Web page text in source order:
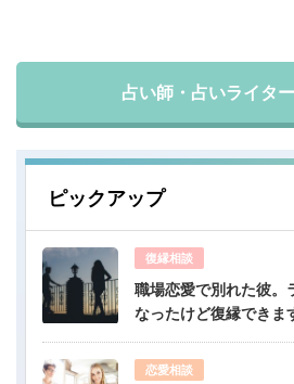
占い師・占いライタ
ピックアップ
復縁相談
職場恋愛で別れた彼。
なったけど復縁できま
恋愛相談